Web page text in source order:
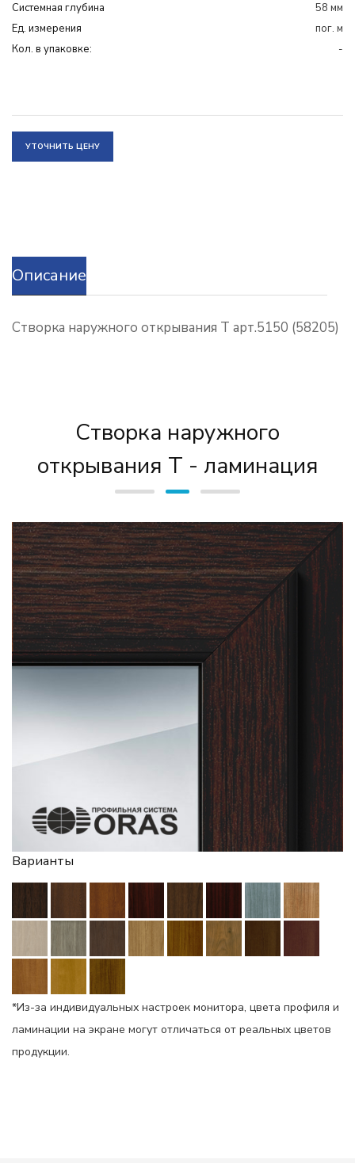
Системная глубина
58 мм
Ед. измерения
пог. м
Кол. в упаковке:
-
УТОЧНИТЬ ЦЕНУ
Описание
Створка наружного открывания Т арт.5150 (58205)
Створка наружного
открывания Т - ламинация
Варианты
*Из-за индивидуальных настроек монитора, цвета профиля и
ламинации на экране могут отличаться от реальных цветов
продукции.